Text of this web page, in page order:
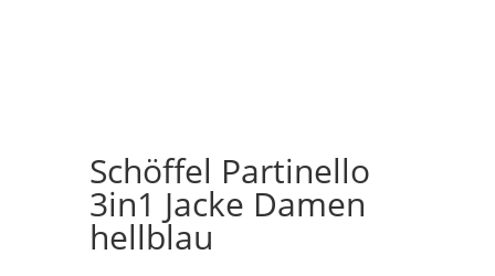
Schöffel Partinello
3in1 Jacke Damen
hellblau